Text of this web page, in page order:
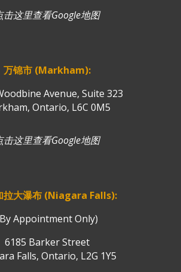
击这里查看Google地图
万锦市 (Markham):
Avenue, Suite 323
Ontario, L6C 0M5
击这里查看Google地图
拉大瀑布 (Niagara Falls):
Appointment Only)
6185 Barker Street
Falls, Ontario, L2G 1Y5